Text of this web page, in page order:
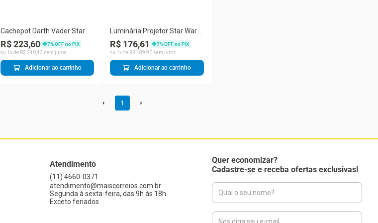
Cachepot Darth Vader Star
Wars Tpc Redondo
28x30x26CM em Polietileno
Licenciado Preto
R$ 223,60 7% OFF no PIX
ou 1 x de R$ 240,43 sem juros
Adicionar ao carrinho
Luminária Projetor Star Wars
Naves
R$ 176,61 7% OFF no PIX
ou 1 x de R$ 189 90 sem juros
Adicionar ao carrinho
1
Atendimento
(11) 4660-0371
atendimento@maiscorreios.com.br
Segunda à sexta-feira, das 9h às 18h.
Exceto feriados
Quer economizar?
Cadastre-se e receba ofertas exclusivas!